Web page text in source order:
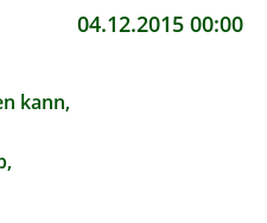
04.12.2015 00:00
kann,